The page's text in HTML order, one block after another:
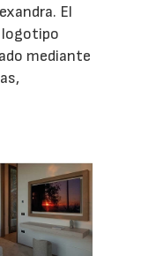
El
logotipo
mediante